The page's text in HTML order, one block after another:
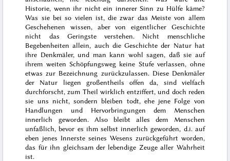
Historie, wenn ihr nicht ein innerer Sinn zu Hülfe käme?
Was sie bei so vielen ist, die zwar das Meiste von allem
Geschehenen wissen, aber von eigentlicher Geschichte
nicht das Geringste verstehen. Nicht menschliche
Begebenheiten allein, auch die Geschichte der Natur hat
ihre Denkmäler, und man kann wohl sagen, daß sie auf
ihrem weiten Schöpfungsweg keine Stufe verlassen, ohne
etwas zur Bezeichnung zurückzulassen. Diese Denkmäler
der Natur liegen großentheils offen da, sind vielfach
durchforscht, zum Theil wirklich entziffert, und doch reden
sie uns nicht, sondern bleiben todt, ehe jene Folge von
Handlungen und Hervorbringungen dem Menschen
innerlich geworden. Also bleibt alles dem Menschen
unfaßlich, bevor es ihm selbst innerlich geworden, d.i. auf
eben jenes Innerste seines Wesens zurückgeführt worden,
das für ihn gleichsam der lebendige Zeuge aller Wahrheit
ist.